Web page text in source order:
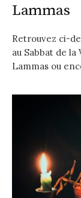
Lammas
Retrouvez ci-
au Sabbat de la
Lammas ou